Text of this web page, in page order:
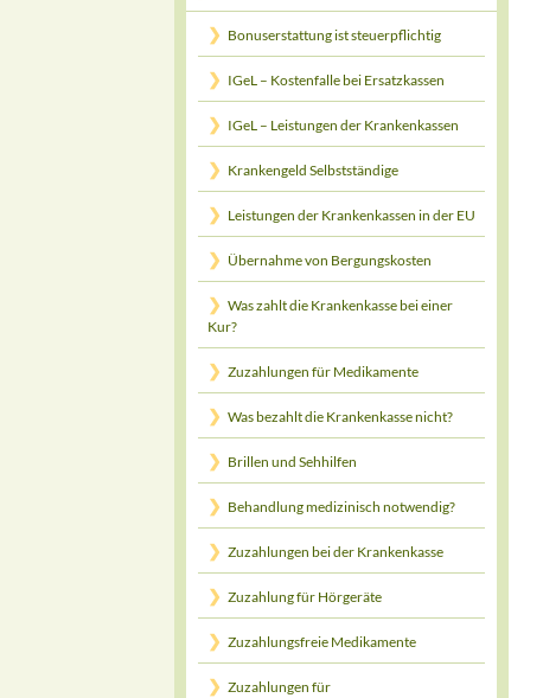
Bonuserstattung ist steuerpflichtig
IGeL – Kostenfalle bei Ersatzkassen
IGeL – Leistungen der Krankenkassen
Krankengeld Selbstständige
Leistungen der Krankenkassen in der EU
Übernahme von Bergungskosten
Was zahlt die Krankenkasse bei einer
Kur?
Zuzahlungen für Medikamente
Was bezahlt die Krankenkasse nicht?
Brillen und Sehhilfen
Behandlung medizinisch notwendig?
Zuzahlungen bei der Krankenkasse
Zuzahlung für Hörgeräte
Zuzahlungsfreie Medikamente
Zuzahlungen für